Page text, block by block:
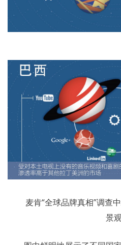
麦肯“全球品牌真相”调查
景